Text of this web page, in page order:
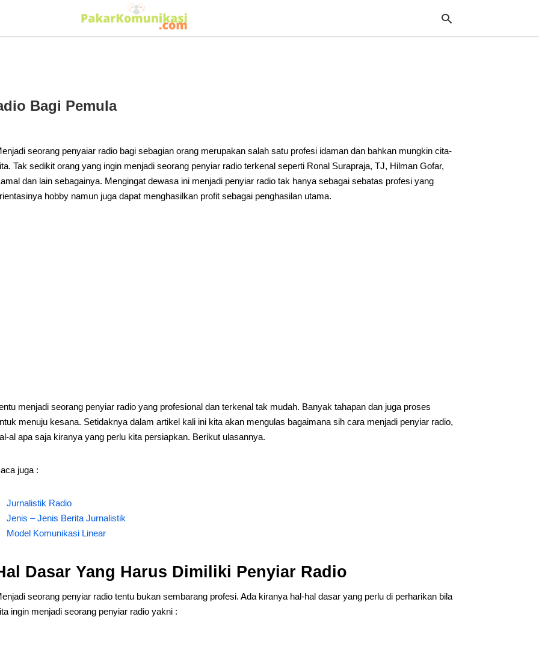
Bagi Pemula
seorang penyaiar radio bagi sebagian orang merupakan salah satu profesi idaman dan bahkan mungkin cita-
Tak sedikit orang yang ingin menjadi seorang penyiar radio terkenal seperti Ronal Surapraja, TJ, Hilman Gofar,
dan lain sebagainya. Mengingat dewasa ini menjadi penyiar radio tak hanya sebagai sebatas profesi yang
hobby namun juga dapat menghasilkan profit sebagai penghasilan utama.
menjadi seorang penyiar radio yang profesional dan terkenal tak mudah. Banyak tahapan dan juga proses
menuju kesana. Setidaknya dalam artikel kali ini kita akan mengulas bagaimana sih cara menjadi penyiar radio,
al apa saja kiranya yang perlu kita persiapkan. Berikut ulasannya.
juga :
Jurnalistik Radio
Jenis – Jenis Berita Jurnalistik
Model Komunikasi Linear
Dasar Yang Harus Dimiliki Penyiar Radio
seorang penyiar radio tentu bukan sembarang profesi. Ada kiranya hal-hal dasar yang perlu di perharikan bila
ingin menjadi seorang penyiar radio yakni :